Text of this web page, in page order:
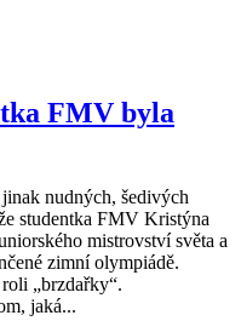
FMV byla
nudných, šedivých
studentka FMV Kristýna
mistrovství světa a
zimní olympiádě.
„brzdařky“.
jaká...